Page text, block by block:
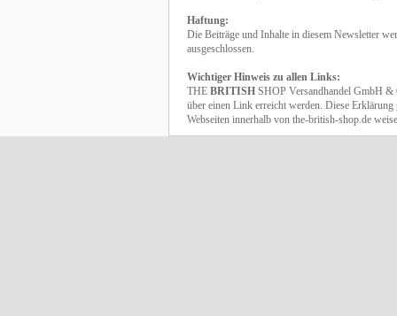
Haftung:
Die Beiträge und Inhalte in diesem Newsletter
ausgeschlossen.
Wichtiger Hinweis zu allen Links:
THE BRITISH SHOP Versandhandel GmbH
über einen Link erreicht werden. Diese
Webseiten innerhalb von the-british-shop.de